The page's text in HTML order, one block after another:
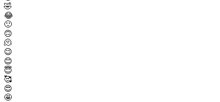
🤣
😂
🙂
🙃
🫠
😉
😊
😇
🥰
😍
🤩